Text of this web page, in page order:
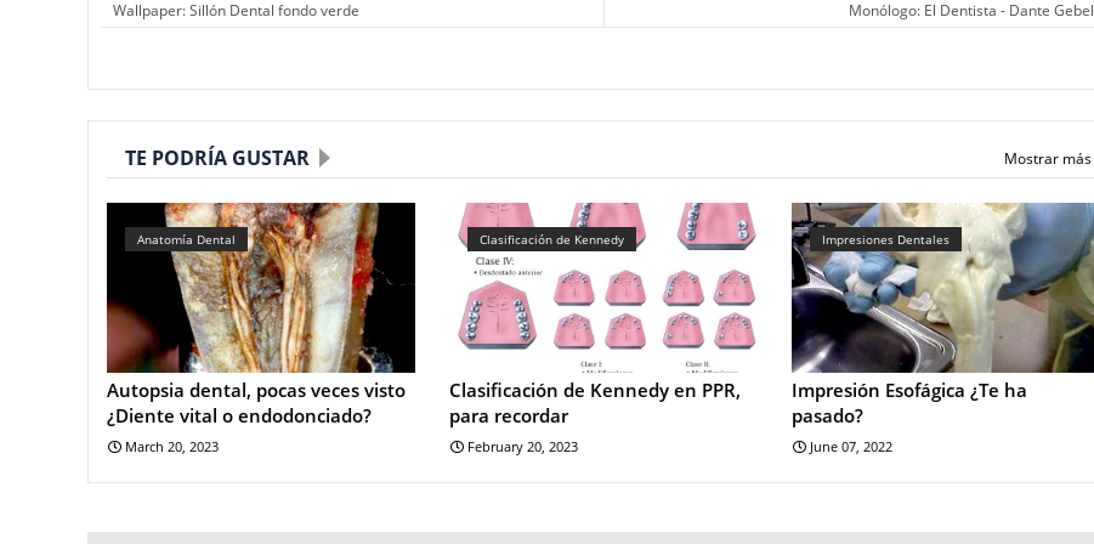
Monólogo: El Dentista - Dante Gebel
Wallpaper: Sillón Dental fondo verde
TE PODRÍA GUSTAR Mostrar más
Anatomía Dental
Autopsia dental, pocas veces visto
¿Diente vital o endodonciado?
March 20, 2023
Clasificación de Kennedy
Clasificación de Kennedy en PPR,
para recordar
February 20, 2023
Impresiones Dentales
Impresión Esofágica ¿Te ha
pasado?
June 07, 2022